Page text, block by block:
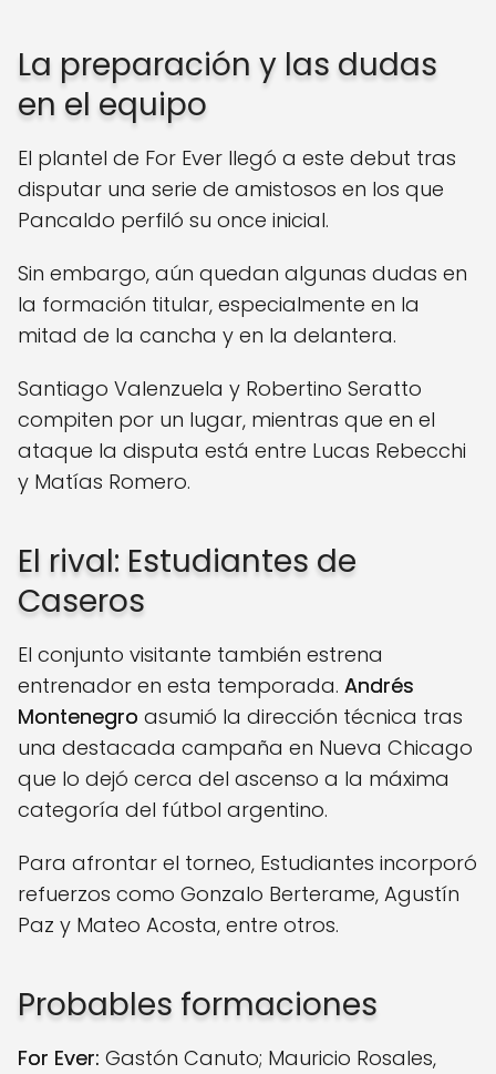
La preparación y las dudas
en el equipo
El plantel de For Ever llegó a este debut tras
disputar una serie de amistosos en los que
Pancaldo perfiló su once inicial.
Sin embargo, aún quedan algunas dudas en
la formación titular, especialmente en la
mitad de la cancha y en la delantera.
Santiago Valenzuela y Robertino Seratto
compiten por un lugar, mientras que en el
ataque la disputa está entre Lucas Rebecchi
y Matías Romero.
El rival: Estudiantes de
Caseros
El conjunto visitante también estrena
entrenador en esta temporada. Andrés
Montenegro asumió la dirección técnica tras
una destacada campaña en Nueva Chicago
que lo dejó cerca del ascenso a la máxima
categoría del fútbol argentino.
Para afrontar el torneo, Estudiantes incorporó
refuerzos como Gonzalo Berterame, Agustín
Paz y Mateo Acosta, entre otros.
Probables formaciones
For Ever: Gastón Canuto; Mauricio Rosales,